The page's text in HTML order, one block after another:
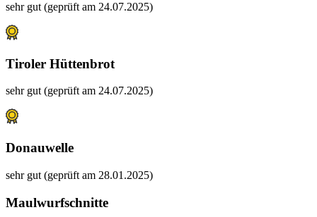
sehr gut (geprüft am 24.07.2025)
Tiroler Hüttenbrot
sehr gut (geprüft am 24.07.2025)
Donauwelle
sehr gut (geprüft am 28.01.2025)
Maulwurfschnitte